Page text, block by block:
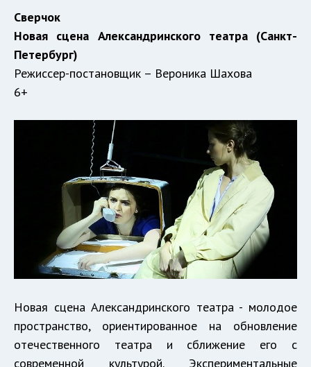
Сверчок
Новая сцена Александринского театра (Санкт-
Петербург)
Режиссер-постановщик – Вероника Шахова
6+
Новая сцена Александринского театра - молодое
пространство, ориентированное на обновление
отечественного театра и сближение его с
современной культурой. Экспериментальные